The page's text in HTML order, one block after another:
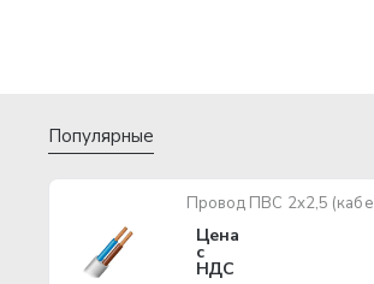
Популярные
Цена
с
НДС